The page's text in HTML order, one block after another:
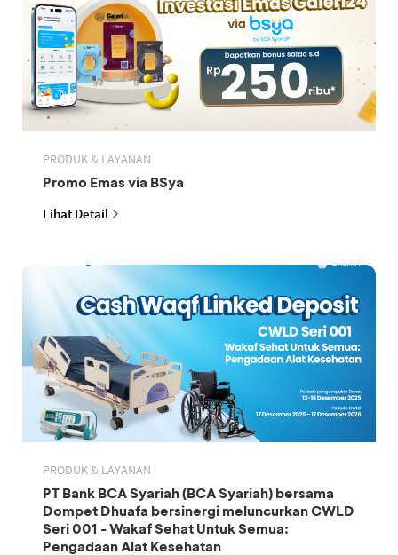
PRODUK & LAYANAN
Promo Emas via BSya
Lihat Detail
PRODUK & LAYANAN
PT Bank BCA Syariah (BCA Syariah) bersama
Dompet Dhuafa bersinergi meluncurkan CWLD
Seri 001 - Wakaf Sehat Untuk Semua:
Pengadaan Alat Kesehatan